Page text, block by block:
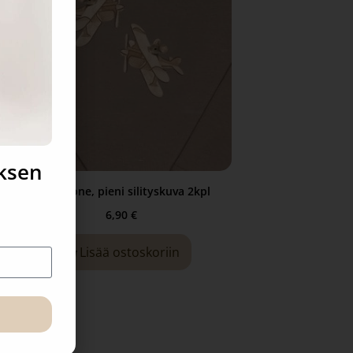
Lentokone, pieni silityskuva 2kpl
6,90 €
Lisää ostoskoriin